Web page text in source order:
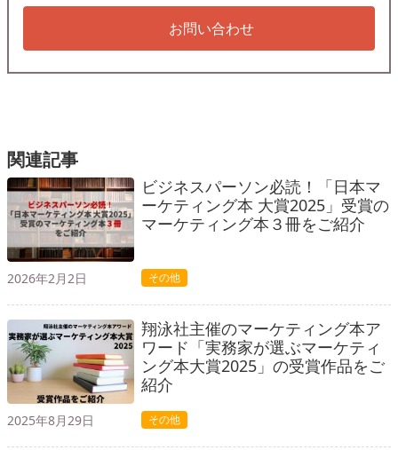
お問い合わせ
関連記事
ビジネスパーソン必読！「日本マ
ーケティング本 大賞2025」受賞の
マーケティング本３冊をご紹介
2026年2月2日 その他
翔泳社主催のマーケティング本ア
ワード「実務家が選ぶマーケティ
ング本大賞2025」の受賞作品をご
紹介
2025年8月29日 その他